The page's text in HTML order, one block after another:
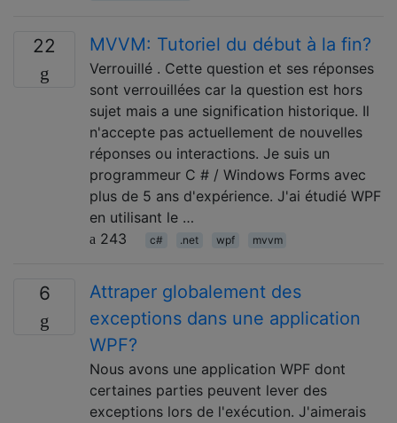
22 MVVM: Tutoriel du début à la fin?
Verrouillé . Cette question et ses réponses
sont verrouillées car la question est hors
sujet mais a une signification historique. Il
n'accepte pas actuellement de nouvelles
réponses ou interactions. Je suis un
programmeur C # / Windows Forms avec
plus de 5 ans d'expérience. J'ai étudié WPF
en utilisant le …
243
c# .net wpf mvvm
6
Attraper globalement des
exceptions dans une application
WPF?
Nous avons une application WPF dont
certaines parties peuvent lever des
exceptions lors de l'exécution. J'aimerais